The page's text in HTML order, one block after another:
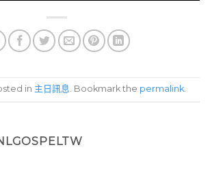
in 主日訊息. Bookmark the permalink.